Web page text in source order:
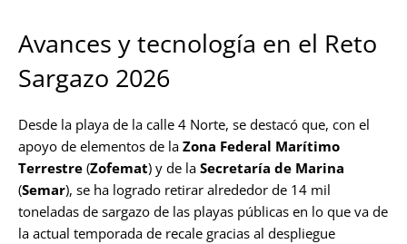
Avances y tecnología en el Reto
Sargazo 2026
Desde la playa de la calle 4 Norte, se destacó que, con el
apoyo de elementos de la Zona Federal Marítimo
Terrestre (Zofemat) y de la Secretaría de Marina
(Semar), se ha logrado retirar alrededor de 14 mil
toneladas de sargazo de las playas públicas en lo que va de
la actual temporada de recale gracias al despliegue